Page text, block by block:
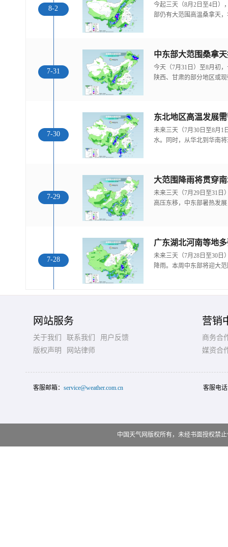
8-2
今起三天（8月2日至4日）
部仍有大范围高温桑拿天
7-31
中东部大范围桑拿
今天（7月31日）至8月初
陕西、甘肃的部分地区或
7-30
东北地区高温发展
未来三天（7月30日至8月1
水。同时，从华北到华南
7-29
大范围降雨将贯穿
未来三天（7月29日至31日
高压东移，中东部暑热发
7-28
广东湖北河南等地
未来三天（7月28日至30日
降雨。本周中东部将迎大
网站服务
关于我们 联系我们
用户反馈
版权声明
网站律师
营销
商务合
媒资合
客服邮箱： service@weather.com.cn 客服电
中国天气网版权所有，未经书面授权